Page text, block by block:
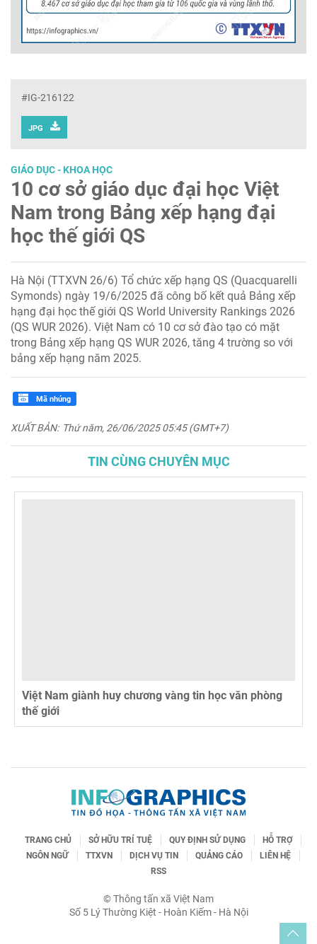
#IG-216122
JPG
GIÁO DỤC - KHOA HỌC
10 cơ sở giáo dục đại học Việt
Nam trong Bảng xếp hạng đại
học thế giới QS
Hà Nội (TTXVN 26/6) Tổ chức xếp hạng QS (Quacquarelli
Symonds) ngày 19/6/2025 đã công bố kết quả Bảng xếp
hạng đại học thế giới QS World University Rankings 2026
(QS WUR 2026). Việt Nam có 10 cơ sở đào tạo có mặt
trong Bảng xếp hạng QS WUR 2026, tăng 4 trường so với
bảng xếp hạng năm 2025.
Mã nhúng
XUẤT BẢN: Thứ năm, 26/06/2025 05:45 (GMT+7)
TIN CÙNG CHUYÊN MỤC
Việt Nam giành huy chương vàng tin học văn phòng
thế giới
TRANG CHỦ SỞ HỮU TRÍ TUỆ QUY ĐỊNH SỬ DỤNG
HỖ TRỢ
NGÔN NGỮ
TTXVN DỊCH VỤ TIN QUẢNG CÁO
LIÊN HỆ
RSS
© Thông tấn xã Việt Nam
Số 5 Lý Thường Kiệt - Hoàn Kiếm - Hà Nội